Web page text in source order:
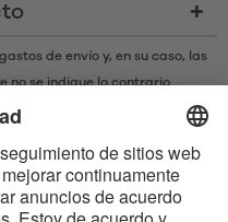
gastos de envío y, en su caso, las
no se indique lo contrario
Bluetooth® son marcas
se realiza bajo licencia.
son marcas registradas
el logotipo de Google Play son